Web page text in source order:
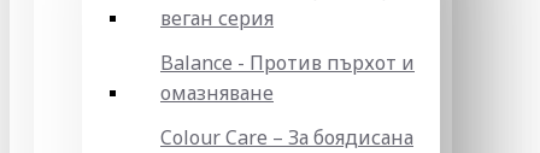
веган серия
Balance - Против пърхот и
омазняване
Colour Care – За боядисана